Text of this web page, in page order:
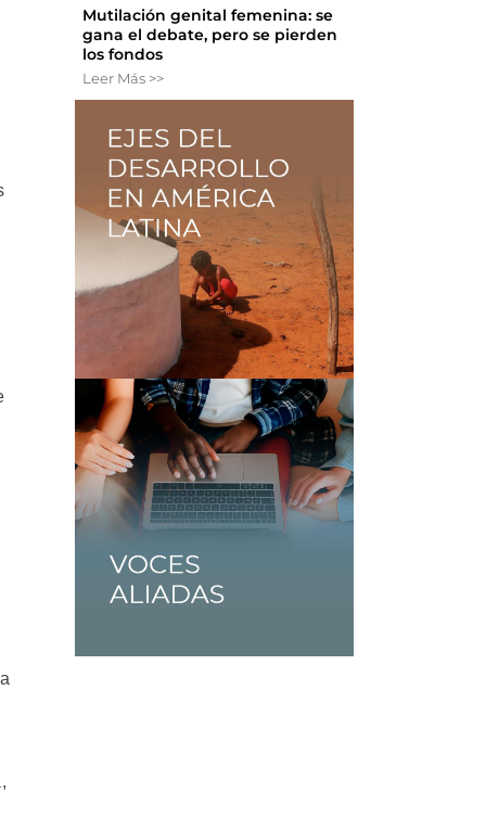
Mutilación genital femenina: se
gana el debate, pero se pierden
los fondos
Leer Más >>